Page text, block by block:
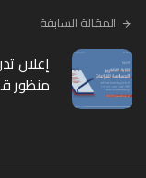
المقالة السابقة
إعلان
منظور